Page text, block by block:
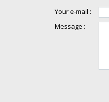
Your e-mail :
Message :